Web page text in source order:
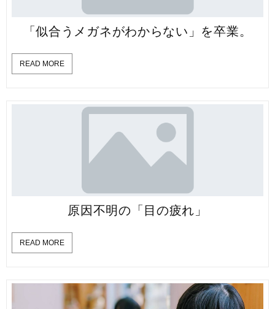
「似合うメガネがわからない」を卒業。
READ MORE
原因不明の「目の疲れ」
READ MORE